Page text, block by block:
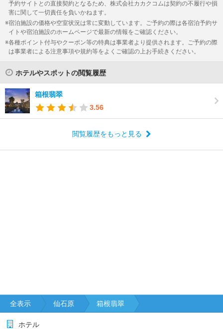
予約サイトとの直接契約となるため、株式会社カカクコムは契約の不履行や損
害に関して一切責任を負いかねます。
宿泊施設の価格や空室状況は常に変動しています。ご予約の際は各宿泊予約サ
イトや宿泊施設のホームページで最新の情報をご確認ください。
各種ポイント付与やクーポン等の特典は事業者より提供されます。ご予約の際
は事業者による注意事項や規約等をよくご確認の上お手続きください。
ホテルやスポットの閲覧履歴
箱根翡翠
3.56
閲覧履歴をもっと見る
全表示 仙石原 箱根翡翠
ホテル